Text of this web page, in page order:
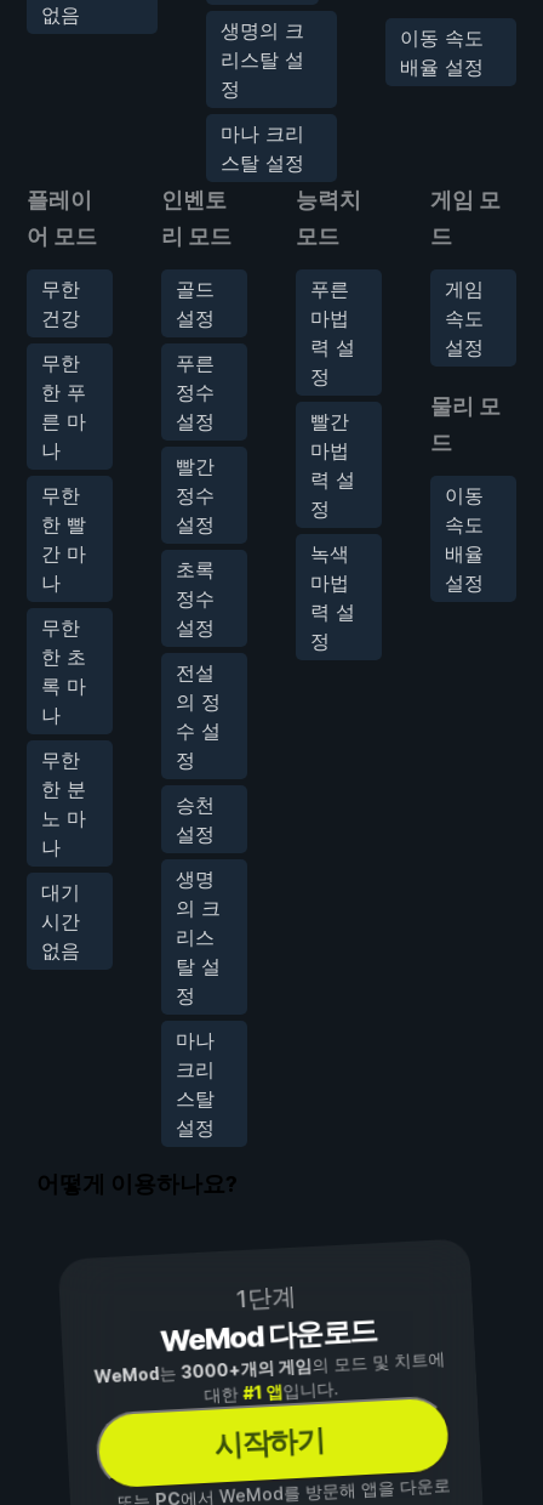
없음
생명의 크
리스탈 설
정
마나 크리
스탈 설정
이동 속도
배율 설정
플레이
어 모드
무한
건강
무한
한 푸
른 마
나
무한
한 빨
간 마
나
무한
한 초
록 마
나
무한
한 분
노 마
나
대기
시간
없음
인벤토
리 모드
골드
설정
푸른
정수
설정
빨간
정수
설정
초록
정수
설정
전설
의 정
수 설
정
승천
설정
생명
의 크
리스
탈 설
정
마나
크리
스탈
설정
능력치
모드
푸른
마법
력 설
정
빨간
마법
력 설
정
녹색
마법
력 설
정
게임 모
드
게임
속도
설정
물리 모
드
이동
속도
배율
설정
어떻게 이용하나요?
1단계
WeMod 다운로드
WeMod는3000+개의 게임의 모드 및 치트에
대한#1 앱입니다.
시작하기
PC에서 WeMod를 방문해 앱을 다운로